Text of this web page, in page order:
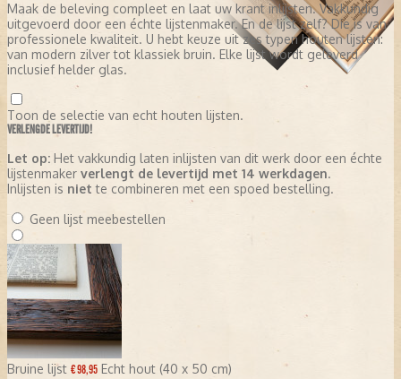
Maak de beleving compleet en laat uw krant inlijsten. Vakkundig
uitgevoerd door een échte lijstenmaker. En de lijst zelf? Die is van
professionele kwaliteit. U hebt keuze uit zes typen houten lijsten:
van modern zilver tot klassiek bruin. Elke lijst wordt geleverd
inclusief helder glas.
Toon de selectie van echt houten lijsten.
VERLENGDE LEVERTIJD!
Let op: Het vakkundig laten inlijsten van dit werk door een échte
lijstenmaker verlengt de levertijd met 14 werkdagen.
Inlijsten is niet te combineren met een spoed bestelling.
Geen lijst meebestellen
Bruine lijst € 98,95 Echt hout (40 x 50 cm)